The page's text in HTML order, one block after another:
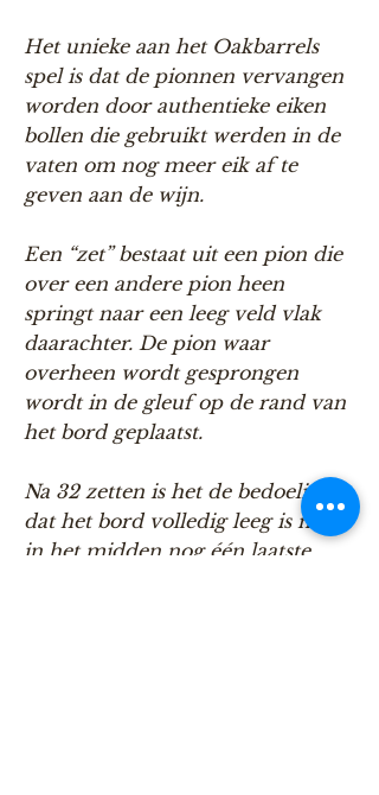
Het unieke aan het Oakbarrels
spel is dat de pionnen vervangen
worden door authentieke eiken
bollen die gebruikt werden in de
vaten om nog meer eik af te
geven aan de wijn.
Een “zet” bestaat uit een pion die
over een andere pion heen
springt naar een leeg veld vlak
daarachter. De pion waar
overheen wordt gesprongen
wordt in de gleuf op de rand van
het bord geplaatst.
Na 32 zetten is het de bedoeling
dat het bord volledig leeg is met
in het midden nog één laatste